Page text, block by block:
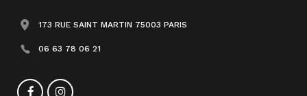
173 RUE SAINT MARTIN 75003 PARIS
06 63 78 06 21